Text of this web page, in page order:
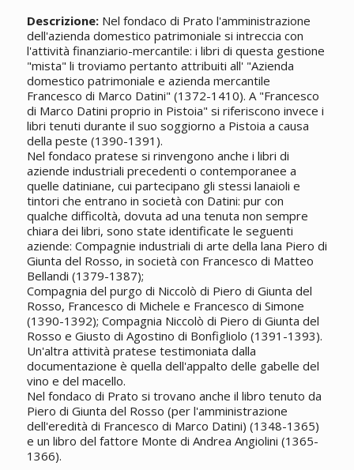
Descrizione:Nel fondaco di Prato l'amministrazione
dell'azienda domestico patrimoniale si intreccia con
l'attività finanziario-mercantile: i libri di questa gestione
"mista" li troviamo pertanto attribuiti all' "Azienda
domestico patrimoniale e azienda mercantile
Francesco di Marco Datini" (1372-1410). A "Francesco
di Marco Datini proprio in Pistoia" si riferiscono invece i
libri tenuti durante il suo soggiorno a Pistoia a causa
della peste (1390-1391).
Nel fondaco pratese si rinvengono anche i libri di
aziende industriali precedenti o contemporanee a
quelle datiniane, cui partecipano gli stessi lanaioli e
tintori che entrano in società con Datini: pur con
qualche difficoltà, dovuta ad una tenuta non sempre
chiara dei libri, sono state identificate le seguenti
aziende: Compagnie industriali di arte della lana Piero di
Giunta del Rosso, in società con Francesco di Matteo
Bellandi (1379-1387);
Compagnia del purgo di Niccolò di Piero di Giunta del
Rosso, Francesco di Michele e Francesco di Simone
(1390-1392); Compagnia Niccolò di Piero di Giunta del
Rosso e Giusto di Agostino di Bonfigliolo (1391-1393).
Un'altra attività pratese testimoniata dalla
documentazione è quella dell'appalto delle gabelle del
vino e del macello.
Nel fondaco di Prato si trovano anche il libro tenuto da
Piero di Giunta del Rosso (per l'amministrazione
dell'eredità di Francesco di Marco Datini) (1348-1365)
e un libro del fattore Monte di Andrea Angiolini (1365-
1366).